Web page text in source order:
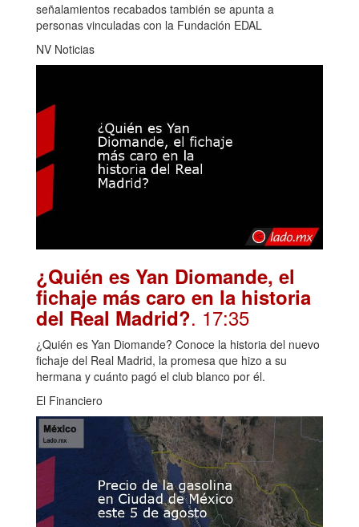
señalamientos recabados también se apunta a
personas vinculadas con la Fundación EDAL
NV Noticias
¿Quién es Yan Diomande, el
fichaje más caro en la historia
del Real Madrid?. 17:35
¿Quién es Yan Diomande? Conoce la historia del nuevo
fichaje del Real Madrid, la promesa que hizo a su
hermana y cuánto pagó el club blanco por él.
El Financiero